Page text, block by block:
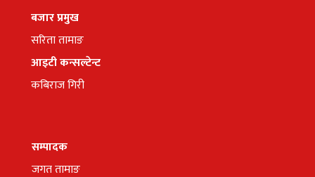
बजार प्रमुख
सरिता तामाङ
आइटी कन्सल्टेन्ट
कबिराज गिरी
सम्पादक
जगत तामाङ